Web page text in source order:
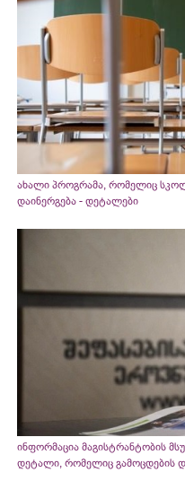
ახალი პროგრამა, რომელიც
დაინერგება - დეტალები
ინფორმაცია მაგისტრანტობის
დეტალი, რომელიც გამოცდების